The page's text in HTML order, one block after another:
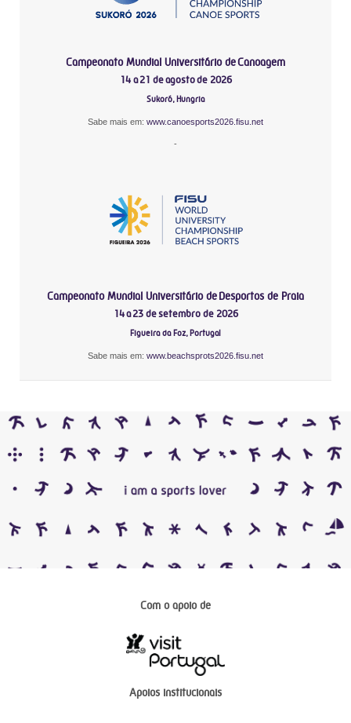
Campeonato Mundial Universitário de Canoagem
14 a 21 de agosto de 2026
Sukoró, Hungria
Sabe mais em: www.canoesports2026.fisu.net
-
Campeonato Mundial Universitário de Desportos de Praia
14 a 23 de setembro de 2026
Figueira da Foz, Portugal
Sabe mais em: www.beachsprots2026.fisu.net
Com o apoio de
Apoios institucionais